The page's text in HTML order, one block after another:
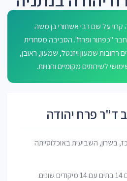
קרוי על שם רבי אשתורי בן משה
"כפתור ופרח". הסביבה מסחרית
רחובות שמעון ויזנטל, שמעון, ראובן,
לשירותים מקומיים וחנויות.
ד"ר פרח יהודה
בשרון, השביעית באוכלוסייתה